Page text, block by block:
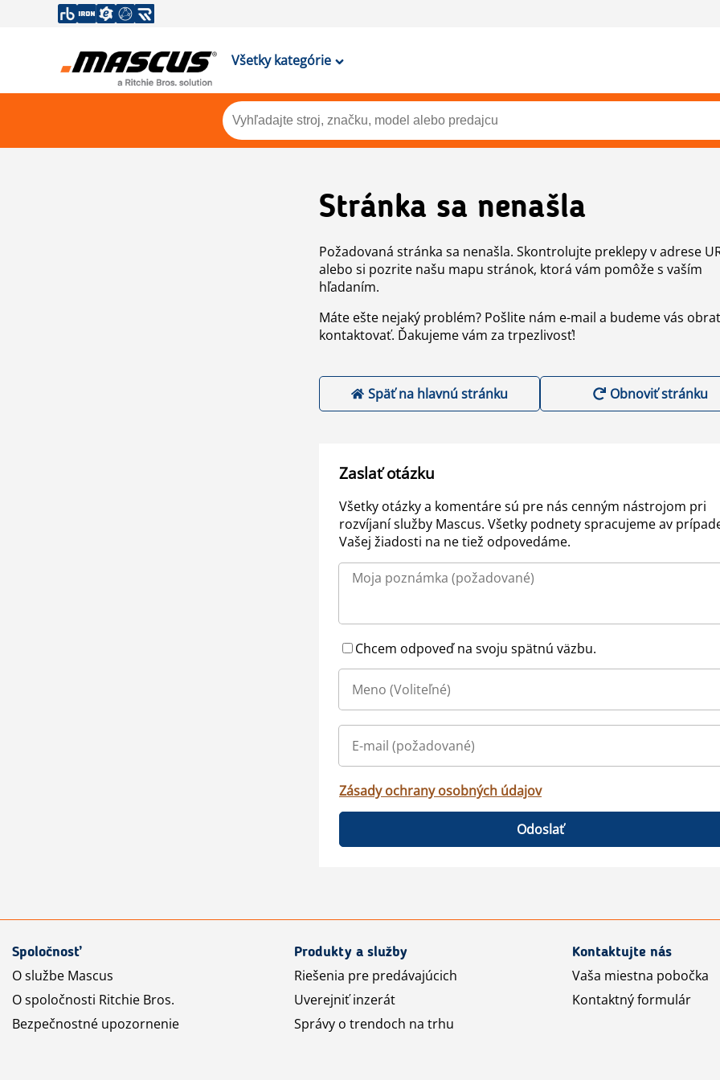
Všetky kategórie
Stránka sa nenašla
Požadovaná stránka sa nenašla. Skontrolujte preklepy v adrese
alebo si pozrite našu mapu stránok, ktorá vám pomôže s vaším
hľadaním.
Máte ešte nejaký problém? Pošlite nám e-mail a budeme vás
kontaktovať. Ďakujeme vám za trpezlivosť!
Späť na hlavnú stránku Obnoviť stránku
Zaslať otázku
Všetky otázky a komentáre sú pre nás cenným nástrojom pri
rozvíjaní služby Mascus. Všetky podnety spracujeme av
Vašej žiadosti na ne tiež odpovedáme.
Chcem odpoveď na svoju spätnú väzbu.
Zásady ochrany osobných údajov
Odoslať
Spoločnosť
O službe Mascus
O spoločnosti Ritchie Bros.
Bezpečnostné upozornenie
Produkty a služby
Riešenia pre predávajúcich
Uverejniť inzerát
Správy o trendoch na trhu
Kontaktujte nás
Vaša miestna pobočka
Kontaktný formulár